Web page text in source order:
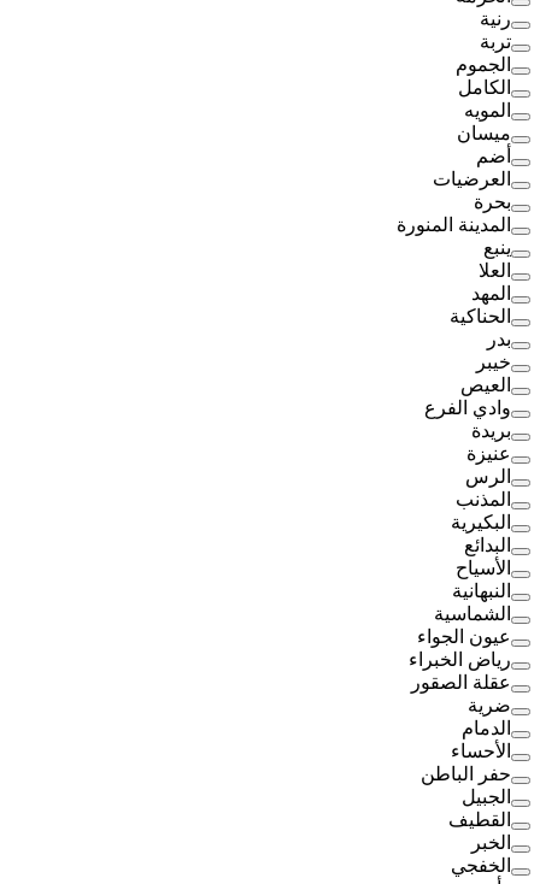
رنية
تربة
الجموم
الكامل
المويه
ميسان
أضم
العرضيات
بحرة
المدينة المنورة
ينبع
العلا
المهد
الحناكية
بدر
خيبر
العيص
وادي الفرع
بريدة
عنيزة
الرس
المذنب
البكيرية
البدائع
الأسياح
النبهانية
الشماسية
عيون الجواء
رياض الخبراء
عقلة الصقور
ضرية
الدمام
الأحساء
حفر الباطن
الجبيل
القطيف
الخبر
الخفجي